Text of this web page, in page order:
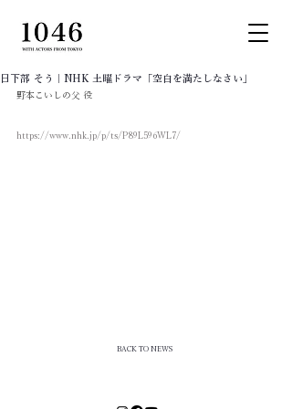
日下部 そう｜NHK 土曜ドラマ「空白を満たしなさい」
野本こいしの父 役
https://www.nhk.jp/p/ts/P89L596WL7/
BACK TO NEWS